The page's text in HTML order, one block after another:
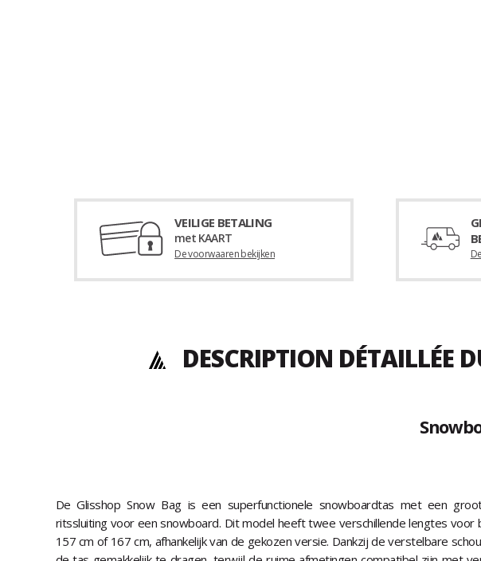
VEILIGE BETALING
met KAART
De voorwaaren bekijken
DESCRIPTION DÉTAILLÉE
De Glisshop Snow Bag is een superfunctionele snowboardtas met een
ritssluiting voor een snowboard. Dit model heeft twee verschillende lengtes voor
157 cm of 167 cm, afhankelijk van de gekozen versie. Dankzij de verstelbare